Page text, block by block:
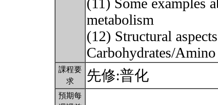
(11) Some examples
metabolism
(12) Structural
Carbohydrates/
課程要
求
先修:普化
預期每